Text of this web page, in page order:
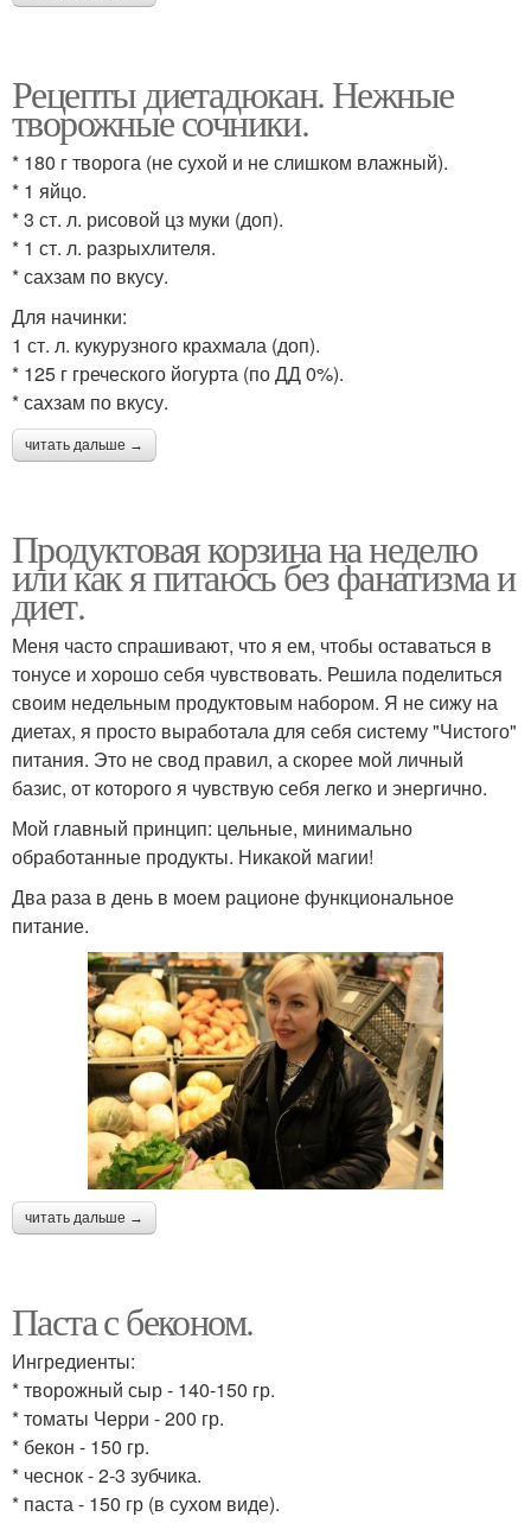
Рецепты диетадюкан. Нежные
творожные сочники.
* 180 г творога (не сухой и не слишком влажный).
* 1 яйцо.
* 3 ст. л. рисовой цз муки (доп).
* 1 ст. л. разрыхлителя.
* сахзам по вкусу.
Для начинки:
1 ст. л. кукурузного крахмала (доп).
* 125 г греческого йогурта (по ДД 0%).
* сахзам по вкусу.
читать дальше →
Продуктовая корзина на неделю
или как я питаюсь без фанатизма и
диет.
Меня часто спрашивают, что я ем, чтобы оставаться в
тонусе и хорошо себя чувствовать. Решила поделиться
своим недельным продуктовым набором. Я не сижу на
диетах, я просто выработала для себя систему "Чистого"
питания. Это не свод правил, а скорее мой личный
базис, от которого я чувствую себя легко и энергично.
Мой главный принцип: цельные, минимально
обработанные продукты. Никакой магии!
Два раза в день в моем рационе функциональное
питание.
читать дальше →
Паста с беконом.
Ингредиенты:
* творожный сыр - 140-150 гр.
* томаты Черри - 200 гр.
* бекон - 150 гр.
* чеснок - 2-3 зубчика.
* паста - 150 гр (в сухом виде).